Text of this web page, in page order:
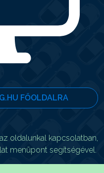
FŐOLDALRA
oldalunkal kapcsolatban,
menüpont segítségével.